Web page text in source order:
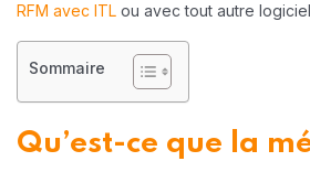
RFM avec ITL ou avec tout autre
Sommaire
Qu’est-ce que la